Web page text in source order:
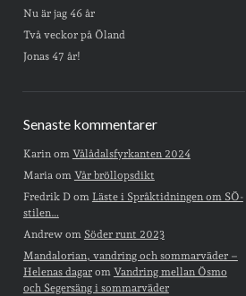
Nu är jag 46 år
Två veckor på Öland
Jonas 47 år!
Senaste kommentarer
Karinom Vålådalsfyrkanten 2024
Mariaom Vår bröllopsdikt
Fredrik Dom Läste i Språktidningen om SÖ-
stilen…
Andrewom Söder runt 2023
Mandalorian, vandring och sommarväder –
Helenas dagarom Vandring mellan Ösmo
och Segersäng i sommarväder